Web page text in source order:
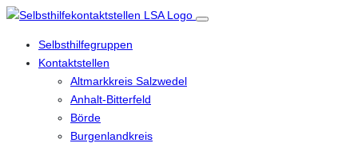
Selbsthilfegruppen
Kontaktstellen
Altmarkkreis Salzwedel
Anhalt-Bitterfeld
Börde
Burgenlandkreis